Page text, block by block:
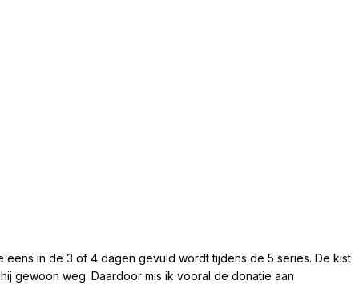
in de 3 of 4 dagen gevuld wordt tijdens de 5 series. De kist
gewoon weg. Daardoor mis ik vooral de donatie aan